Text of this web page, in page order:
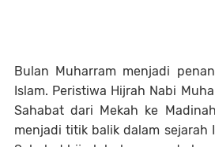
Bulan Muharram menjadi
Islam. Peristiwa Hijrah Nabi
Sahabat dari Mekah ke
menjadi titik balik dalam sejarah